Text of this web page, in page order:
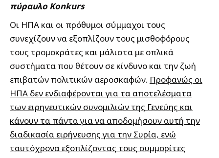
πύραυλο Konkurs
Οι ΗΠΑ και οι πρόθυμοι σύμμαχοι τους
συνεχίζουν να εξοπλίζουν τους μισθοφόρους
τους τρομοκράτες και μάλιστα με οπλικά
συστήματα που θέτουν σε κίνδυνο και την ζωή
επιβατών πολιτικών αεροσκαφών. Προφανώς οι
ΗΠΑ δεν ενδιαφέρονται για τα αποτελέσματα
των ειρηνευτικών συνομιλιών της Γενεύης και
κάνουν τα πάντα για να αποδομήσουν αυτή την
διαδικασία ειρήνευσης για την Συρία, ενώ
ταυτόχρονα εξοπλίζοντας τους συμμορίτες